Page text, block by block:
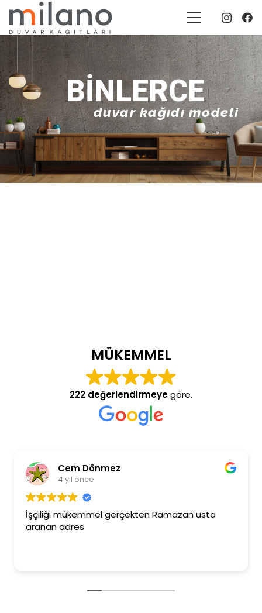
BINLERCE
duvar kağıdı modeli
MÜKEMMEL
222 değerlendirmeyegöre.
Cem Dönmez
4 yıl önce
İşçiliği mükemmel gerçekten Ramazan usta
aranan adres